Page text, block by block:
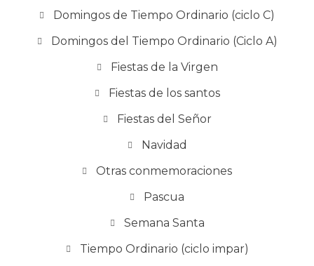
Domingos de Tiempo Ordinario (ciclo C)
Domingos del Tiempo Ordinario (Ciclo A)
Fiestas de la Virgen
Fiestas de los santos
Fiestas del Señor
Navidad
Otras conmemoraciones
Pascua
Semana Santa
Tiempo Ordinario (ciclo impar)